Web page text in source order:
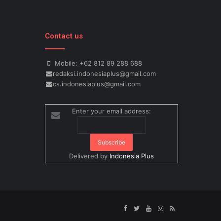
Contact us
Mobile: +62 812 89 288 688
redaksi.indonesiaplus@gmail.com
cs.indonesiaplus@gmail.com
Enter your email address:
Delivered by Indonesia Plus